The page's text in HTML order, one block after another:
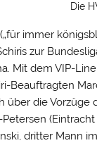
Die
immer
zur
Mit dem VIP-
Beauftragten
über die Vorzüge
dritter Mann